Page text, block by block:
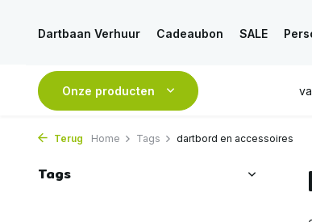
Dartbaan Verhuur Cadeaubon SALE
Onze producten
is VANDAAGverstuurd GRATIS verzending
Terug Home Tags dartbord en accessoires
Tags